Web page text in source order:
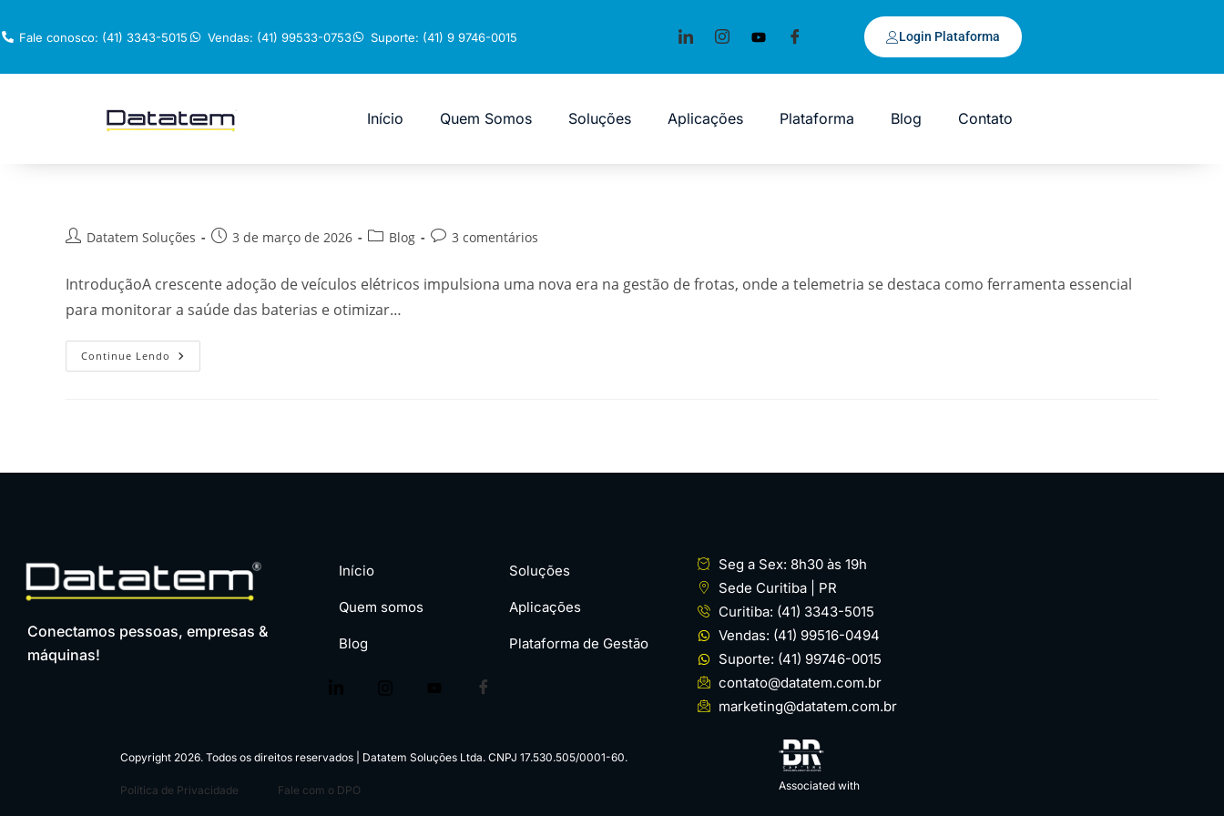
Fale conosco: (41) 3343-5015 Vendas: (41) 99533-0753 Suporte: (41) 9 9746-0015 Login Plataforma
Início Quem Somos Soluções Aplicações Plataforma Blog Contato
Datatem Soluções 3 de março de 2026 Blog 3 comentários
IntroduçãoA crescente adoção de veículos elétricos impulsiona uma nova era na gestão de frotas, onde a telemetria se destaca como ferramenta essencial
para monitorar a saúde das baterias e otimizar…
Continue Lendo
Conectamos pessoas, empresas &
máquinas!
Início
Quem somos
Blog
Soluções
Aplicações
Plataforma de Gestão
Seg a Sex: 8h30 às 19h
Sede Curitiba | PR
Curitiba: (41) 3343-5015
Vendas: (41) 99516-0494
Suporte: (41) 99746-0015
contato@datatem.com.br
marketing@datatem.com.br
Copyright 2026. Todos os direitos reservados | Datatem Soluções Ltda. CNPJ 17.530.505/0001-60.
Política de Privacidade Fale com o DPO Associated with